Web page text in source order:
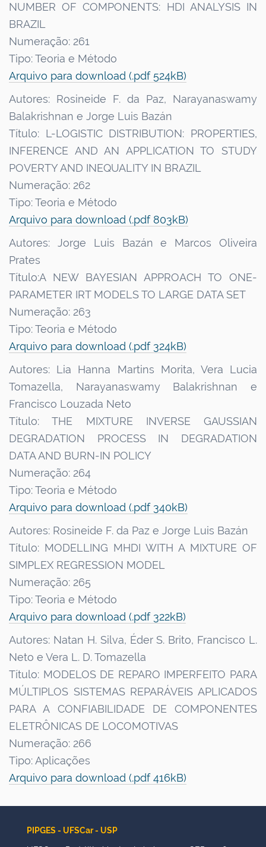
NUMBER OF COMPONENTS: HDI ANALYSIS IN
BRAZIL
Numeração: 261
Tipo: Teoria e Método
Arquivo para download (.pdf 524kB)
Autores: Rosineide F. da Paz, Narayanaswamy
Balakrishnan e Jorge Luis Bazán
Título: L-LOGISTIC DISTRIBUTION: PROPERTIES,
INFERENCE AND AN APPLICATION TO STUDY
POVERTY AND INEQUALITY IN BRAZIL
Numeração: 262
Tipo: Teoria e Método
Arquivo para download (.pdf 803kB)
Autores: Jorge Luis Bazán e Marcos Oliveira
Prates
Título:A NEW BAYESIAN APPROACH TO ONE-
PARAMETER IRT MODELS TO LARGE DATA SET
Numeração: 263
Tipo: Teoria e Método
Arquivo para download (.pdf 324kB)
Autores: Lia Hanna Martins Morita, Vera Lucia
Tomazella, Narayanaswamy Balakrishnan e
Francisco Louzada Neto
Título: THE MIXTURE INVERSE GAUSSIAN
DEGRADATION PROCESS IN DEGRADATION
DATA AND BURN-IN POLICY
Numeração: 264
Tipo: Teoria e Método
Arquivo para download (.pdf 340kB)
Autores: Rosineide F. da Paz e Jorge Luis Bazán
Título: MODELLING MHDI WITH A MIXTURE OF
SIMPLEX REGRESSION MODEL
Numeração: 265
Tipo: Teoria e Método
Arquivo para download (.pdf 322kB)
Autores: Natan H. Silva, Éder S. Brito, Francisco L.
Neto e Vera L. D. Tomazella
Título: MODELOS DE REPARO IMPERFEITO PARA
MÚLTIPLOS SISTEMAS REPARÁVEIS APLICADOS
PARA A CONFIABILIDADE DE COMPONENTES
ELETRÔNICAS DE LOCOMOTIVAS
Numeração: 266
Tipo: Aplicações
Arquivo para download (.pdf 416kB)
PIPGES - UFSCar - USP